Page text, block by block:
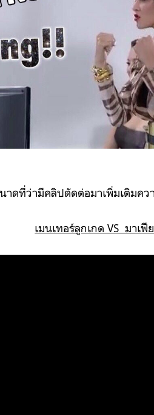
าดที่ว่ามีคลิปตัดต่อมาเพิ่มเติมคว
เมนเทอร์ลูกเกด VS มาเฟี